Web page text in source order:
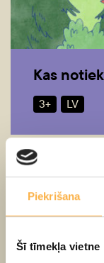
Piekrišana
Šī tīmekļa
Kas
3+ LV